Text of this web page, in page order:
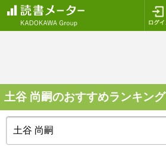
土谷 尚嗣のおすすめランキング